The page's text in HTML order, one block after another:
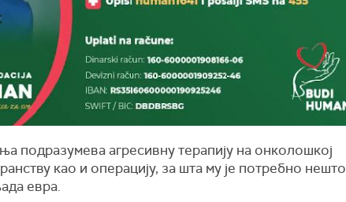
подразумева агресивну терапију на онколошкој
као и операцију, за шта му је потребно нешто
евра.